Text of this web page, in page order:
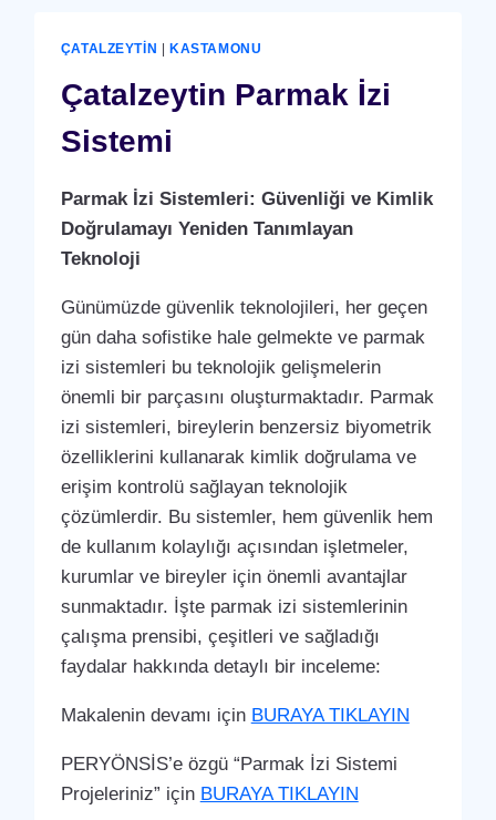
ÇATALZEYTIN |KASTAMONU
Çatalzeytin Parmak İzi
Sistemi
Parmak İzi Sistemleri: Güvenliği ve Kimlik
Doğrulamayı Yeniden Tanımlayan
Teknoloji
Günümüzde güvenlik teknolojileri, her geçen
gün daha sofistike hale gelmekte ve parmak
izi sistemleri bu teknolojik gelişmelerin
önemli bir parçasını oluşturmaktadır. Parmak
izi sistemleri, bireylerin benzersiz biyometrik
özelliklerini kullanarak kimlik doğrulama ve
erişim kontrolü sağlayan teknolojik
çözümlerdir. Bu sistemler, hem güvenlik hem
de kullanım kolaylığı açısından işletmeler,
kurumlar ve bireyler için önemli avantajlar
sunmaktadır. İşte parmak izi sistemlerinin
çalışma prensibi, çeşitleri ve sağladığı
faydalar hakkında detaylı bir inceleme:
Makalenin devamı için BURAYA TIKLAYIN
PERYÖNSİS’e özgü “Parmak İzi Sistemi
Projeleriniz” için BURAYA TIKLAYIN